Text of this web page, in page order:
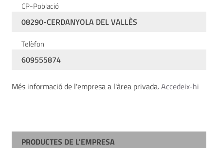
CP-Població
08290-CERDANYOLA DEL VALLÈS
Telèfon
609555874
Més informació de l'empresa a l'àrea privada.Accedeix-hi
PRODUCTES DE L'EMPRESA